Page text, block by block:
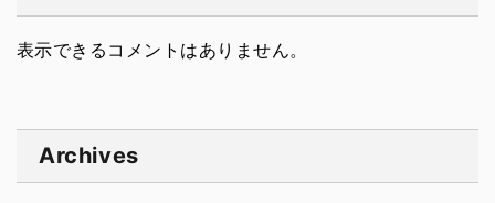
表示できるコメントはありません。
Archives